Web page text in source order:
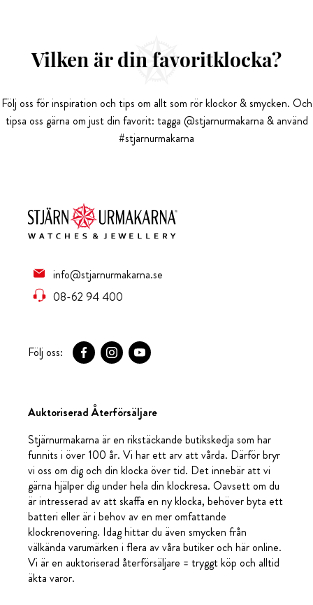
Vilken är din favoritklocka?
Följ oss för inspiration och tips om allt som rör klockor & smycken. Och
tipsa oss gärna om just din favorit: tagga @stjarnurmakarna & använd
#stjarnurmakarna
info@stjarnurmakarna.se
08-62 94 400
Följ oss:
Auktoriserad Återförsäljare
Stjärnurmakarna är en rikstäckande butikskedja som har
funnits i över 100 år. Vi har ett arv att vårda. Därför bryr
vi oss om dig och din klocka över tid. Det innebär att vi
gärna hjälper dig under hela din klockresa. Oavsett om du
är intresserad av att skaffa en ny klocka, behöver byta ett
batteri eller är i behov av en mer omfattande
klockrenovering. Idag hittar du även smycken från
välkända varumärken i flera av våra butiker och här online.
Vi är en auktoriserad återförsäljare = tryggt köp och alltid
äkta varor.